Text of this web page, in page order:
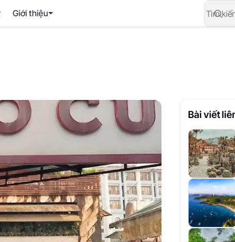
Giới thiệu
Bài viết